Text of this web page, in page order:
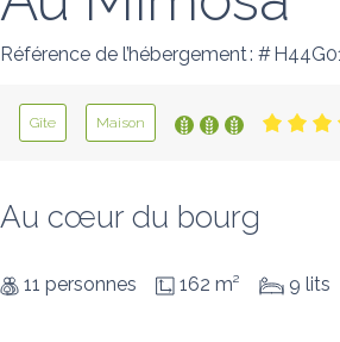
Référence de l’hébergement : #
Gîte Maison
Au cœur du bourg
11 personnes 162 m² 9 lits